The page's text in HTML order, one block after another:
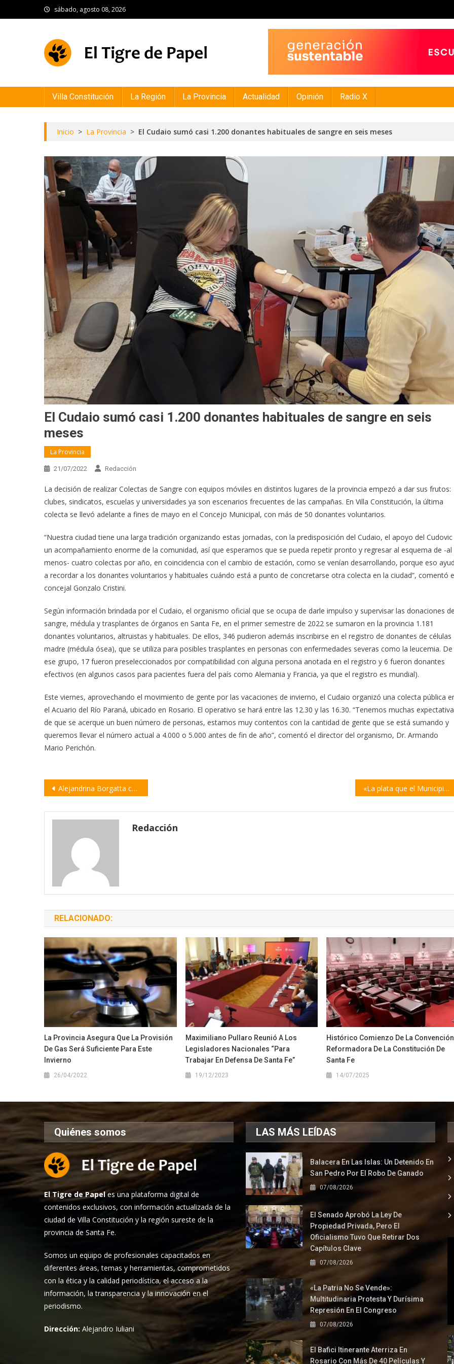
to
sábado, agosto 08, 2026
Villa Constitución La Región La Provincia Actualidad Opinión Radio X
Inicio > La Provincia > El Cudaio sumó casi 1.200 donantes habituales de sangre en seis meses
El Cudaio sumó casi 1.200 donantes habituales de sangre en seis
meses
La Provincia
21/07/2022 Redacción
La decisión de realizar Colectas de Sangre con equipos móviles en distintos lugares de la provincia empezó a dar sus frutos:
clubes, sindicatos, escuelas y universidades ya son escenarios frecuentes de las campañas. En Villa Constitución, la última
colecta se llevó adelante a fines de mayo en el Concejo Municipal, con más de 50 donantes voluntarios.
“Nuestra ciudad tiene una larga tradición organizando estas jornadas, con la predisposición del Cudaio, el apoyo del Cudovic
un acompañamiento enorme de la comunidad, así que esperamos que se pueda repetir pronto y regresar al esquema de -al
menos- cuatro colectas por año, en coincidencia con el cambio de estación, como se venían desarrollando, porque eso
a recordar a los donantes voluntarios y habituales cuándo está a punto de concretarse otra colecta en la ciudad”, comentó
concejal Gonzalo Cristini.
Según información brindada por el Cudaio, el organismo oficial que se ocupa de darle impulso y supervisar las donaciones de
sangre, médula y trasplantes de órganos en Santa Fe, en el primer semestre de 2022 se sumaron en la provincia 1.181
donantes voluntarios, altruistas y habituales. De ellos, 346 pudieron además inscribirse en el registro de donantes de células
madre (médula ósea), que se utiliza para posibles trasplantes en personas con enfermedades severas como la leucemia. De
ese grupo, 17 fueron preseleccionados por compatibilidad con alguna persona anotada en el registro y 6 fueron donantes
efectivos (en algunos casos para pacientes fuera del país como Alemania y Francia, ya que el registro es mundial).
Este viernes, aprovechando el movimiento de gente por las vacaciones de invierno, el Cudaio organizó una colecta pública
el Acuario del Río Paraná, ubicado en Rosario. El operativo se hará entre las 12.30 y las 16.30. “Tenemos muchas
de que se acerque un buen número de personas, estamos muy contentos con la cantidad de gente que se está sumando y
queremos llevar el número actual a 4.000 o 5.000 antes de fin de año”, comentó el director del organismo, Dr. Armando
Mario Perichón.
Navegación
entradas
Alejandrina Borgatta celebró la extensión de la moratoria previsional «La plata que el Municipio tiene en el banco es la que falta en las obras públicas»
Redacción
RELACIONADO:
La Provincia Asegura Que La Provisión
De Gas Será Suficiente Para Este
Invierno
26/04/2022
Maximiliano Pullaro Reunió A Los
Legisladores Nacionales “para
Trabajar En Defensa De Santa Fe”
19/12/2023
Histórico Comienzo De La Convención
Reformadora De La Constitución De
Santa Fe
14/07/2025
Quiénes somos
El Tigre de Papeles una plataforma digital de
contenidos exclusivos, con información actualizada de la
ciudad de Villa Constitución y la región sureste de la
provincia de Santa Fe.
Somos un equipo de profesionales capacitados en
diferentes áreas, temas y herramientas, comprometidos
con la ética y la calidad periodística, el acceso a la
información, la transparencia y la innovación en el
periodismo.
Dirección:Alejandro Iuliani
LAS MÁS LEÍDAS
Balacera En Las Islas: Un Detenido En
San Pedro Por El Robo De Ganado
07/08/2026
El Senado Aprobó La Ley De
Propiedad Privada, Pero El
Oficialismo Tuvo Que Retirar Dos
Capítulos Clave
07/08/2026
«La Patria No Se Vende»:
Multitudinaria Protesta Y Durísima
Represión En El Congreso
07/08/2026
El Bafici Itinerante Aterriza En
Rosario Con Más De 40 Películas Y